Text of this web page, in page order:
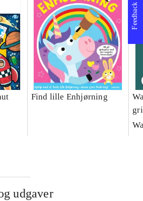
Find lille Enhjørning
udgaver
Feedback